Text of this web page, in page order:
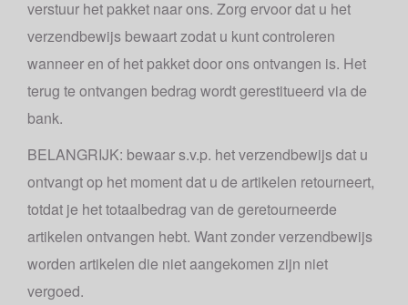
verstuur het pakket naar ons. Zorg ervoor dat u het
verzendbewijs bewaart zodat u kunt controleren
wanneer en of het pakket door ons ontvangen is. Het
terug te ontvangen bedrag wordt gerestitueerd via de
bank.
BELANGRIJK: bewaar s.v.p. het verzendbewijs dat u
ontvangt op het moment dat u de artikelen retourneert,
totdat je het totaalbedrag van de geretourneerde
artikelen ontvangen hebt. Want zonder verzendbewijs
worden artikelen die niet aangekomen zijn niet
vergoed.